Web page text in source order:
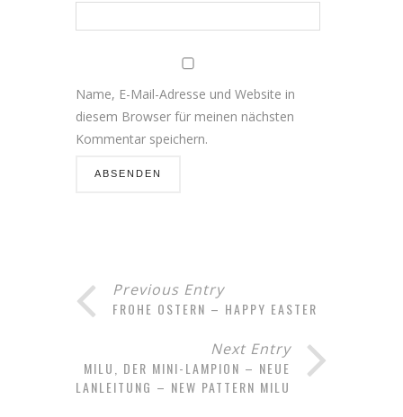
Name, E-Mail-Adresse und Website in
diesem Browser für meinen nächsten
Kommentar speichern.
Previous Entry
FROHE OSTERN – HAPPY EASTER
Next Entry
MILU, DER MINI-LAMPION – NEUE
HÄKELANLEITUNG – NEW PATTERN MILU